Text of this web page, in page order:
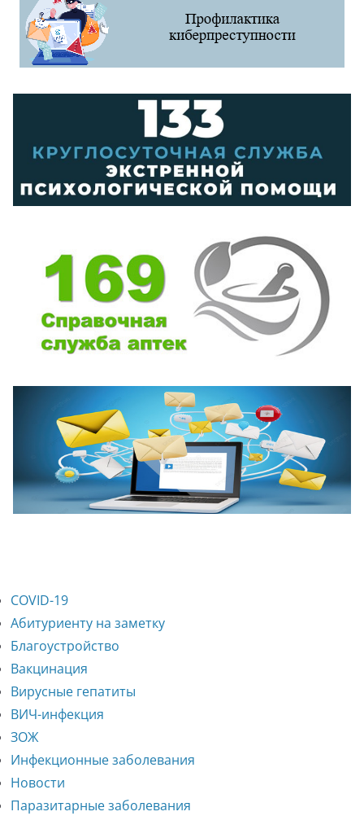
COVID-19
Абитуриенту на заметку
Благоустройство
Вакцинация
Вирусные гепатиты
ВИЧ-инфекция
ЗОЖ
Инфекционные заболевания
Новости
Паразитарные заболевания